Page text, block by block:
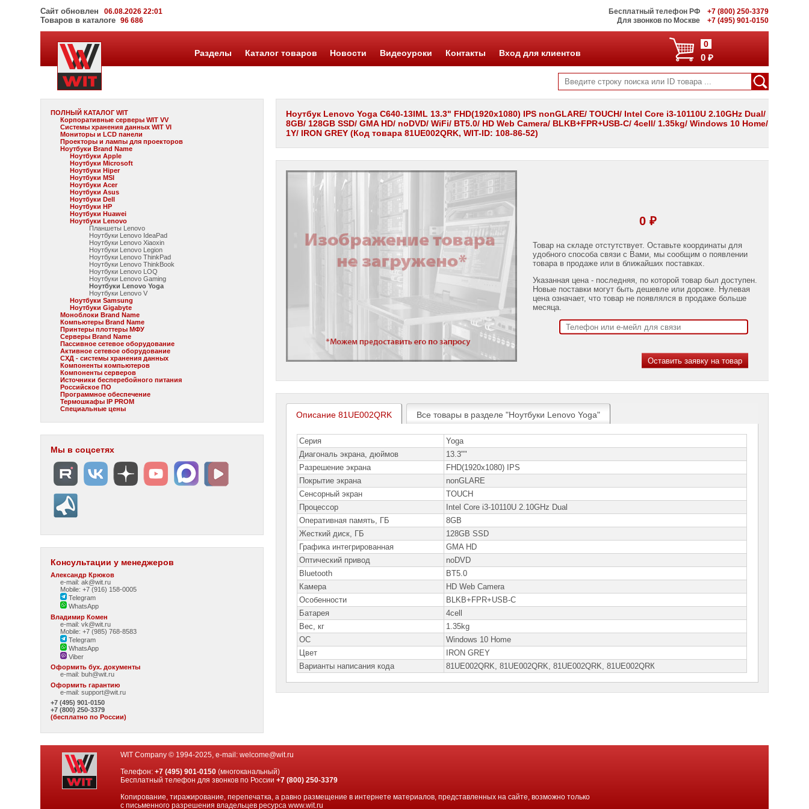
Сайт обновлен 06.08.2026 22:01
Товаров в каталоге96 686
Бесплатный телефон РФ
+7 (800) 250-3379
Для звонков по Москве
+7 (495) 901-0150
0
0 ₽
Разделы Каталог товаров Новости Видеоуроки Контакты Вход для клиентов
ПОЛНЫЙ КАТАЛОГ WIT
Корпоративные серверы WIT VV
Системы хранения данных WIT VI
Мониторы и LCD панели
Проекторы и лампы для проекторов
Ноутбуки Brand Name
Ноутбуки Apple
Ноутбуки Microsoft
Ноутбуки Hiper
Ноутбуки MSI
Ноутбуки Acer
Ноутбуки Asus
Ноутбуки Dell
Ноутбуки HP
Ноутбуки Huawei
Ноутбуки Lenovo
Планшеты Lenovo
Ноутбуки Lenovo IdeaPad
Ноутбуки Lenovo Xiaoxin
Ноутбуки Lenovo Legion
Ноутбуки Lenovo ThinkPad
Ноутбуки Lenovo ThinkBook
Ноутбуки Lenovo LOQ
Ноутбуки Lenovo Gaming
Ноутбуки Lenovo Yoga
Ноутбуки Lenovo V
Ноутбуки Samsung
Ноутбуки Gigabyte
Моноблоки Brand Name
Компьютеры Brand Name
Принтеры плоттеры МФУ
Серверы Brand Name
Пассивное сетевое оборудование
Активное сетевое оборудование
СХД - системы хранения данных
Компоненты компьютеров
Компоненты серверов
Источники бесперебойного питания
Российское ПО
Программное обеспечение
Термошкафы IP PROM
Специальные цены
Мы в соцсетях
Консультации у менеджеров
Александр Крюков
e-mail: ak@wit.ru
Mobile: +7 (916) 158-0005
Telegram
WhatsApp
Владимир Комен
e-mail: vk@wit.ru
Mobile: +7 (985) 768-8583
Telegram
WhatsApp
Viber
Оформить бух. документы
e-mail:buh@wit.ru
Оформить гарантию
e-mail:support@wit.ru
+7 (495) 901-0150
+7 (800) 250-3379
(бесплатно по России)
Ноутбук Lenovo Yoga C640-13IML 13.3" FHD(1920x1080) IPS nonGLARE/ TOUCH/ Intel Core i3-10110U 2.10GHz Dual/
8GB/ 128GB SSD/ GMA HD/ noDVD/ WiFi/ BT5.0/ HD Web Camera/ BLKB+FPR+USB-C/ 4cell/ 1.35kg/ Windows 10 Home/
1Y/ IRON GREY (Код товара 81UE002QRK, WIT-ID: 108-86-52)
0 ₽
Товар на складе отстутствует. Оставьте координаты для
удобного способа связи с Вами, мы сообщим о появлении
товара в продаже или в ближайших поставках.
Указанная цена - последняя, по которой товар был доступен.
Новые поставки могут быть дешевле или дороже. Нулевая
цена означает, что товар не появлялся в продаже больше
месяца.
Описание 81UE002QRK Все товары в разделе "Ноутбуки Lenovo Yoga"
Серия
Yoga
Диагональ экрана, дюймов
13.3""
Разрешение экрана
FHD(1920x1080) IPS
Покрытие экрана
nonGLARE
Сенсорный экран
TOUCH
Процессор
Intel Core i3-10110U 2.10GHz Dual
Оперативная память, ГБ
8GB
Жесткий диск, ГБ
128GB SSD
Графика интегрированная
GMA HD
Оптический привод
noDVD
Bluetooth
BT5.0
Камера
HD Web Camera
Особенности
BLKB+FPR+USB-C
Батарея
4cell
Вес, кг
1.35kg
ОС
Windows 10 Home
Цвет
IRON GREY
Варианты написания кода
81UE002QRK, 81UE002QRK, 81UЕ002QRK, 81UЕ002QRК
WIT Company © 1994-2025, e-mail: welcome@wit.ru
Телефон:+7 (495) 901-0150 (многоканальный)
Бесплатный телефон для звонков по России+7 (800) 250-3379
Копирование, тиражирование, перепечатка, а равно размещение в интернете материалов, представленных на сайте, возможно только
с письменного разрешения владельцев ресурса www.wit.ru